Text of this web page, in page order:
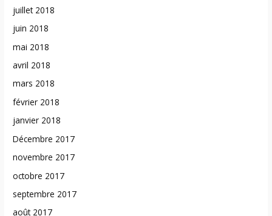
juillet 2018
juin 2018
mai 2018
avril 2018
mars 2018
février 2018
janvier 2018
Décembre 2017
novembre 2017
octobre 2017
septembre 2017
août 2017